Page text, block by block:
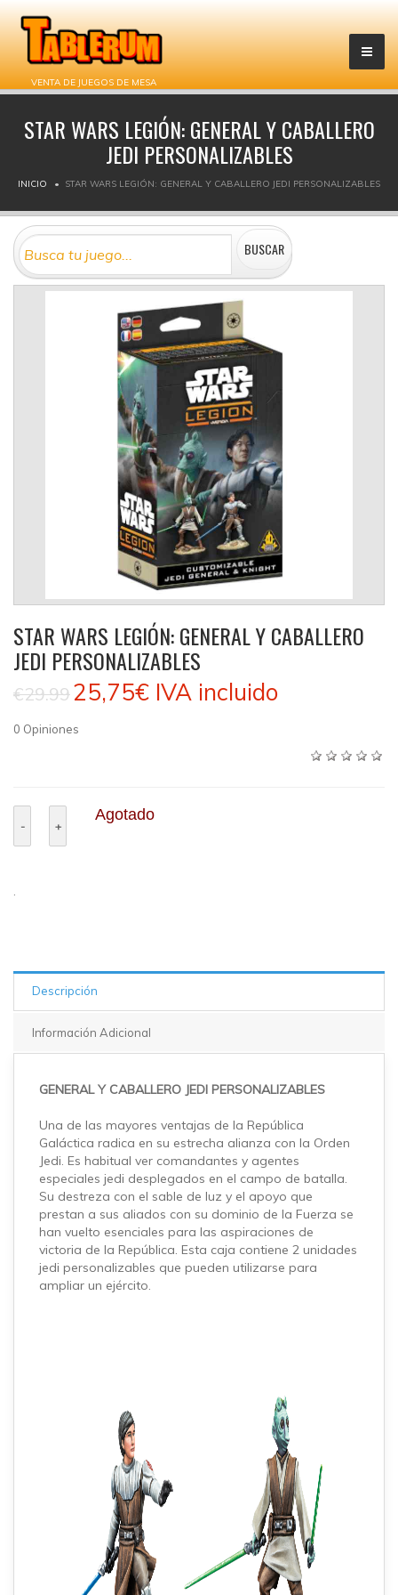
VENTA DE JUEGOS DE MESA
STAR WARS LEGIÓN: GENERAL Y CABALLERO
JEDI PERSONALIZABLES
INICIO STAR WARS LEGIÓN: GENERAL Y CABALLERO JEDI PERSONALIZABLES
STAR WARS LEGIÓN: GENERAL Y CABALLERO
JEDI PERSONALIZABLES
€29.9925,75€ IVA incluido
0 Opiniones
Agotado
Descripción
Información Adicional
GENERAL Y CABALLERO JEDI PERSONALIZABLES
Una de las mayores ventajas de la República
Galáctica radica en su estrecha alianza con la Orden
Jedi. Es habitual ver comandantes y agentes
especiales jedi desplegados en el campo de batalla.
Su destreza con el sable de luz y el apoyo que
prestan a sus aliados con su dominio de la Fuerza se
han vuelto esenciales para las aspiraciones de
victoria de la República. Esta caja contiene 2 unidades
jedi personalizables que pueden utilizarse para
ampliar un ejército.